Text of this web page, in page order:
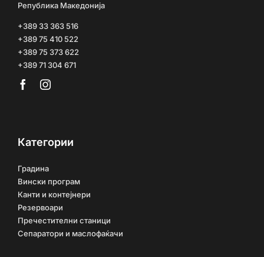
Република Македонија
+389 33 363 516
+389 75 410 522
+389 75 373 622
+389 71 304 671
Категории
Градина
Вински програм
Канти и контејнери
Резервоари
Пречестителни станици
Сепаратори и маслофаќачи